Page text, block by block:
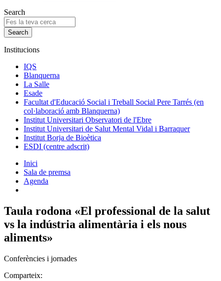
Search
Institucions
IQS
Blanquerna
La Salle
Esade
Facultat d'Educació Social i Treball Social Pere Tarrés (en
col·laboració amb Blanquerna)
Institut Universitari Observatori de l'Ebre
Institut Universitari de Salut Mental Vidal i Barraquer
Institut Borja de Bioètica
ESDI (centre adscrit)
Inici
Sala de premsa
Agenda
Taula rodona «El professional de la salut
vs la indústria alimentària i els nous
aliments»
Conferències i jornades
Comparteix: